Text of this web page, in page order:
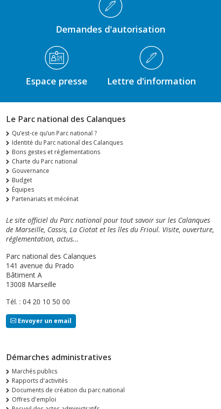
Demandes d'autorisation
Espace presse Lettre d'information
Le Parc national des Calanques
Qu’est-ce qu’un Parc national ?
Identité du Parc national des Calanques
Bons gestes et réglementations
Charte du Parc national
Gouvernance
Budget
Équipes
Partenariats et mécénat
Le site officiel du Parc national pour tout savoir sur les Calanques
de Marseille, Cassis, La Ciotat et les îles du Frioul. Visite, ouverture,
réglementation, actus...
Parc national des Calanques
141 avenue du Prado
Bâtiment A
13008 Marseille
Tél. : 04 20 10 50 00
Envoyer un email
Démarches administratives
Marchés publics
Rapports d'activités
Documents de création du parc national
Offres d'emploi